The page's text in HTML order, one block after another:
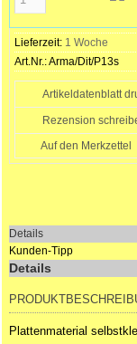
Lieferzeit: 1 Woche
Art.Nr.:Arma/Dit/P13s
Artikeldatenblatt
Rezension
Details
Kunden-Tipp
Details
Plattenmaterial